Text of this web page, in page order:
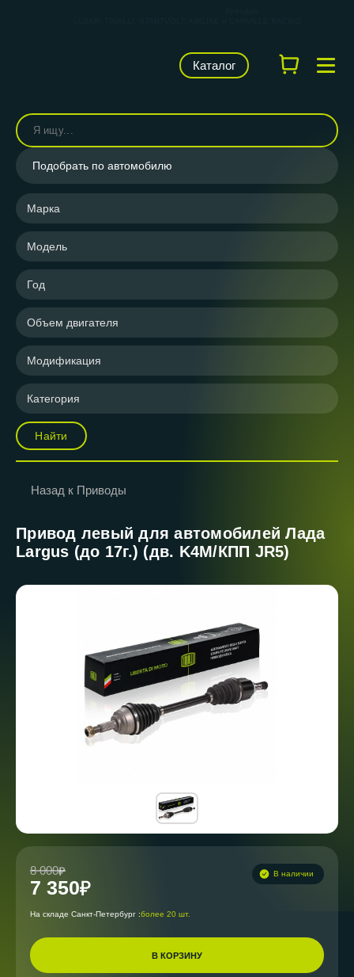
Каталог
Подобрать по автомобилю
Марка
Модель
Год
Объем двигателя
Модификация
Категория
Найти
Назад к Приводы
Привод левый для автомобилей Лада
Largus (до 17г.) (дв. K4M/КПП JR5)
8 000
7 350
В наличии
На складе Санкт-Петербург :более 20 шт.
В КОРЗИНУ